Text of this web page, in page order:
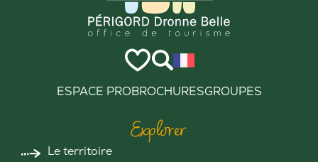
ESPACE PROBROCHURESGROUPES
Explorer
Le territoire